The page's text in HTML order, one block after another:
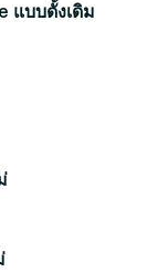
แบบดั้งเดิม